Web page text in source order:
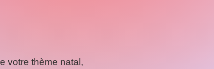
votre thème natal,